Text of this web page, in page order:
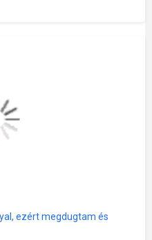
ezért megdugtam és